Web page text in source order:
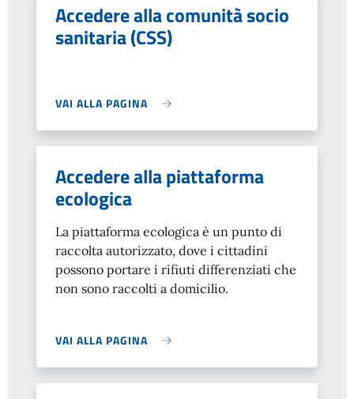
Accedere alla comunità socio
sanitaria (CSS)
VAI ALLA PAGINA
Accedere alla piattaforma
ecologica
La piattaforma ecologica è un punto di
raccolta autorizzato, dove i cittadini
possono portare i rifiuti differenziati che
non sono raccolti a domicilio.
VAI ALLA PAGINA